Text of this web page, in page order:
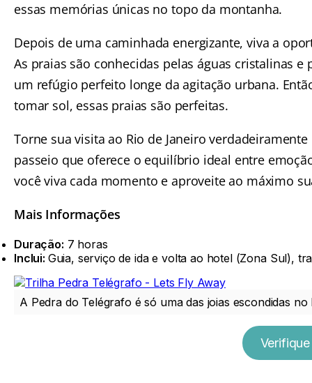
essas memórias únicas no topo da montanha.
Depois de uma caminhada energizante, viva a
As praias são conhecidas pelas águas cristalinas
um refúgio perfeito longe da agitação urbana.
tomar sol, essas praias são perfeitas.
Torne sua visita ao Rio de Janeiro
passeio que oferece o equilíbrio ideal entre
você viva cada momento e aproveite ao máximo
Mais Informações
Duração: 7 horas
Inclui: Guia, serviço de ida e volta ao hotel (Zona Sul),
A Pedra do Telégrafo é só uma das joias escondidas no